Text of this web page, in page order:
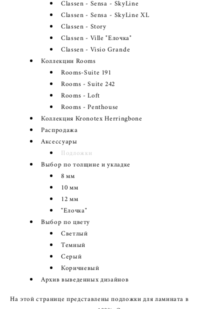
Classen - Sensa - SkyLine
Classen - Sensa - SkyLine XL
Classen - Story
Classen - Ville "Елочка"
Classen - Visio Grande
Коллекции Rooms
Rooms-Suite 191
Rooms - Suite 242
Rooms - Loft
Rooms - Penthouse
Коллекция Кronotex Herringbone
Распродажа
Аксессуары
Подложки
Выбор по толщине и укладке
8 мм
10 мм
12 мм
"Елочка"
Выбор по цвету
Светлый
Темный
Серый
Коричневый
Архив выведенных дизайнов
На этой странице представлены подложки для ламината в